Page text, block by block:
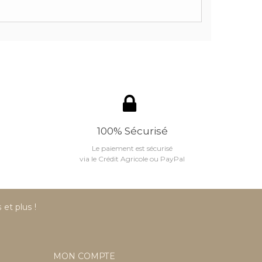
100% Sécurisé
Le paiement est sécurisé
via le Crédit Agricole ou PayPal
et plus !
MON COMPTE